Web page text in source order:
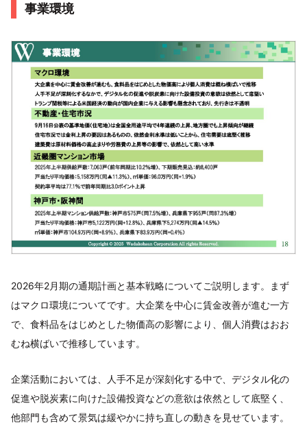
事業環境
2026年2月期の通期計画と基本戦略についてご説明します。まず
はマクロ環境についてです。大企業を中心に賃金改善が進む一方
で、食料品をはじめとした物価高の影響により、個人消費はおお
むね横ばいで推移しています。
企業活動においては、人手不足が深刻化する中で、デジタル化の
促進や脱炭素に向けた設備投資などの意欲は依然として底堅く、
他部門も含めて景気は緩やかに持ち直しの動きを見せています。